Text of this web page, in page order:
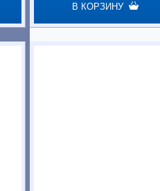
В КОРЗИНУ